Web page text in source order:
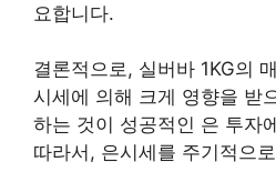
요합니다.
결론적으로, 실버바 1KG의
시세에 의해 크게 영향을 받
하는 것이 성공적인 은 투자
따라서, 은시세를 주기적으